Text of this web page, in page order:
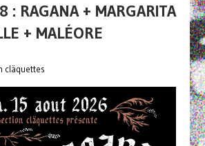
: RAGANA + MARGARITA
+ MALÉORE
cläquettes